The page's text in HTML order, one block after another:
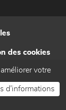
des cookies
votre
d'informations